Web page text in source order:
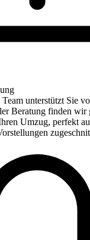
unterstützt Sie
Beratung finden wir
Umzug, perfekt